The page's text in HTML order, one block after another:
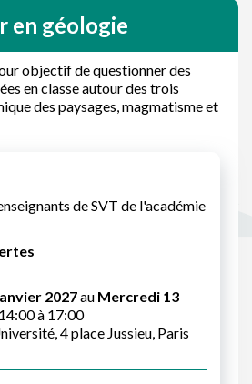
en géologie
objectif de questionner des
en classe autour des trois
des paysages, magmatisme et
de SVT de l'académie
2027au Mercredi 13
à 17:00
4 place Jussieu, Paris